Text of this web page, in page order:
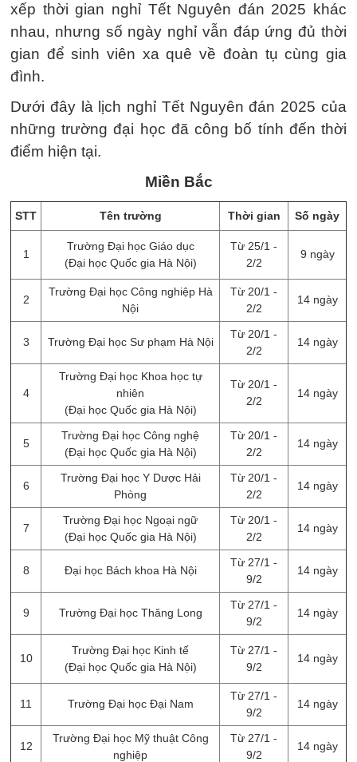
xếp thời gian nghỉ Tết Nguyên đán 2025 khác
nhau, nhưng số ngày nghỉ vẫn đáp ứng đủ thời
gian để sinh viên xa quê về đoàn tụ cùng gia
đình.
Dưới đây là lịch nghỉ Tết Nguyên đán 2025 của
những trường đại học đã công bố tính đến thời
điểm hiện tại.
Miền Bắc
STT Tên trường Thời gian Số ngày
1
Trường Đại học Giáo dục
(Đại học Quốc gia Hà Nội)
Từ 25/1 -
2/2
9 ngày
2
Trường Đại học Công nghiệp Hà
Nội
Từ 20/1 -
2/2
14 ngày
3 Trường Đại học Sư phạm Hà Nội
Từ 20/1 -
2/2
14 ngày
4
Trường Đại học Khoa học tự
nhiên
(Đại học Quốc gia Hà Nội)
Từ 20/1 -
2/2
14 ngày
5
Trường Đại học Công nghệ
(Đại học Quốc gia Hà Nội)
Từ 20/1 -
2/2
14 ngày
6
Trường Đại học Y Dược Hải
Phòng
Từ 20/1 -
2/2
14 ngày
7
Trường Đại học Ngoại ngữ
(Đại học Quốc gia Hà Nội)
Từ 20/1 -
2/2
14 ngày
8 Đại học Bách khoa Hà Nội
Từ 27/1 -
9/2
14 ngày
9 Trường Đại học Thăng Long
Từ 27/1 -
9/2
14 ngày
10
Trường Đại học Kinh tế
(Đại học Quốc gia Hà Nội)
Từ 27/1 -
9/2
14 ngày
11 Trường Đại học Đại Nam
Từ 27/1 -
9/2
14 ngày
12
Trường Đại học Mỹ thuật Công
nghiệp
Từ 27/1 -
9/2
14 ngày